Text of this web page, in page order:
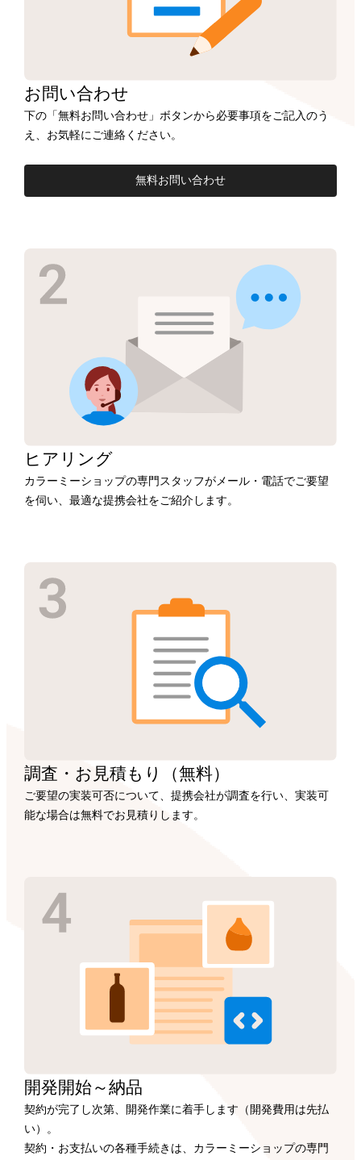
お問い合わせ
下の「無料お問い合わせ」ボタンから必要事項をご記入のう
え、お気軽にご連絡ください。
無料お問い合わせ
ヒアリング
カラーミーショップの専門スタッフがメール・電話でご要望
を伺い、最適な提携会社をご紹介します。
調査・お見積もり （無料）
ご要望の実装可否について、提携会社が調査を行い、実装可
能な場合は無料でお見積りします。
開発開始～納品
契約が完了し次第、開発作業に着手します（開発費用は先払
い）。
契約・お支払いの各種手続きは、カラーミーショップの専門